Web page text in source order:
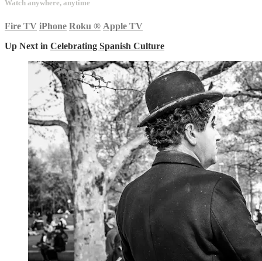
Watch anywhere, anytime
Fire TV iPhone Roku ® Apple TV
Up Next in Celebrating Spanish Culture